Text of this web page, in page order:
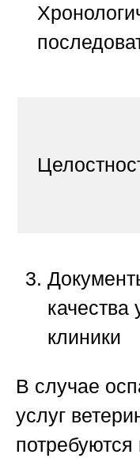
качества
клиники
В случае
услуг